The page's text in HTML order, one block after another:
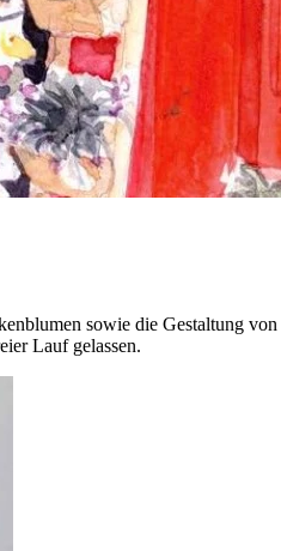
sowie die Gestaltung von
Lauf gelassen.